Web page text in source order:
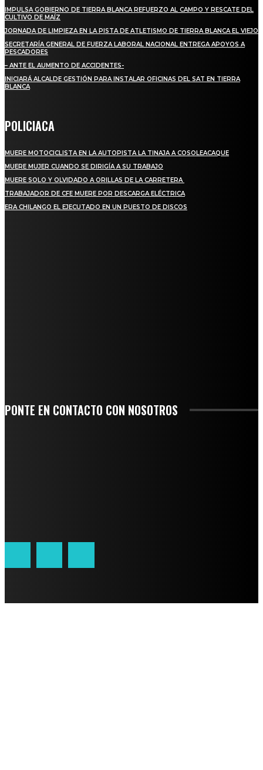
IMPULSA GOBIERNO DE TIERRA BLANCA REFUERZO AL CAMPO Y RESCATE DEL
CULTIVO DE MAÍZ
JORNADA DE LIMPIEZA EN LA PISTA DE ATLETISMO DE TIERRA BLANCA EL VIEJO
SECRETARÍA GENERAL DE FUERZA LABORAL NACIONAL ENTREGA APOYOS A
PESCADORES
– ANTE EL AUMENTO DE ACCIDENTES-
INICIARÁ ALCALDE GESTIÓN PARA INSTALAR OFICINAS DEL SAT EN TIERRA
BLANCA
POLICIACA
MUERE MOTOCICLISTA EN LA AUTOPISTA LA TINAJA A COSOLEACAQUE
MUERE MUJER CUANDO SE DIRIGÍA A SU TRABAJO
MUERE SOLO Y OLVIDADO A ORILLAS DE LA CARRETERA
TRABAJADOR DE CFE MUERE POR DESCARGA ELÉCTRICA
ERA CHILANGO EL EJECUTADO EN UN PUESTO DE DISCOS
PONTE EN CONTACTO CON NOSOTROS